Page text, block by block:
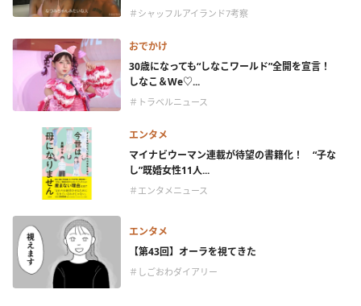
＃シャッフルアイランド7考察
おでかけ
30歳になっても“しなこワールド”全開を宣言！
しなこ＆We♡...
＃トラベルニュース
エンタメ
マイナビウーマン連載が待望の書籍化！ “子な
し”既婚女性11人...
＃エンタメニュース
エンタメ
【第43回】オーラを視てきた
＃しごおわダイアリー